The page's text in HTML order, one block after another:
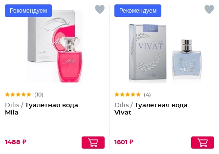
Рекомендуем
(10)
Dilis / Туалетная вода
Mila
1488 ₽
Рекомендуем
(4)
Dilis / Туалетная вода
Vivat
1601 ₽